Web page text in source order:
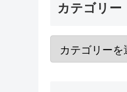
カテゴリー